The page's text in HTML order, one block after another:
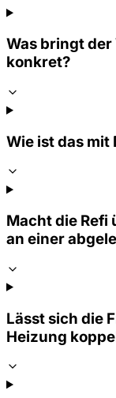
Was bringt
konkret?
Wie ist das mit
Macht die Refi
an einer
Lässt sich die
Heizung